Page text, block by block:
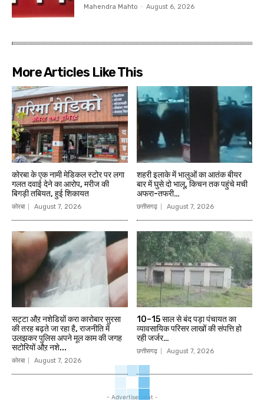
Mahendra Mahto - August 6, 2026
More Articles Like This
कोरबा के एक नामी मेडिकल स्टोर पर लगा
गलत दवाई देने का आरोप, मरीज की
बिगड़ी तबियत, हुई शिकायत
कोरबा August 7, 2026
शहरी इलाके में भालुओं का आतंक बीयर
बार में घुसे दो भालू, किचन तक पहुंचे मची
अफरा-तफरी…
छत्तीसगढ़ August 7, 2026
सट्टा औऱ नशेडिय़ों करा कारोबार सुरसा
की तरह बढ़ते जा रहा है, राजनीति में
उलझकर पुलिस अपने मूल काम की जगह
सटोरियों औऱ नशे...
कोरबा August 7, 2026
10–15 साल से बंद पड़ा पंचायत का
व्यावसायिक परिसर लाखों की संपत्ति हो
रही जर्जर…
छत्तीसगढ़ August 7, 2026
- Advertisement -